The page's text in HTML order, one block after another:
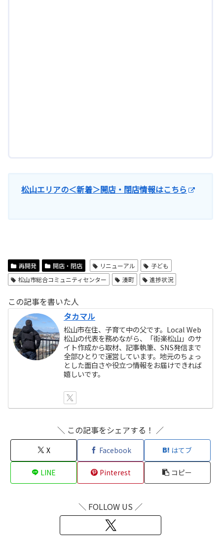
松山エリアの＜新着＞開店・閉店情報はこちら
再開発 開店・閉店 リニューアル
子ども
松山市総合コミュニティセンター
湊町 進捗状況
この記事を書いた人
タカマル
松山市在住、子育て中の父です。Local Web
松山の代表を務めながら、「街楽松山」のサ
イト作成から取材、記事執筆、SNS発信まで
全部ひとりで運営しています。地元のちょっ
とした面白さや役立つ情報をお届けできれば
嬉しいです。
＼ この記事をシェアする！ ／
X Facebook はてブ
LINE Pinterest コピー
＼ FOLLOW US ／